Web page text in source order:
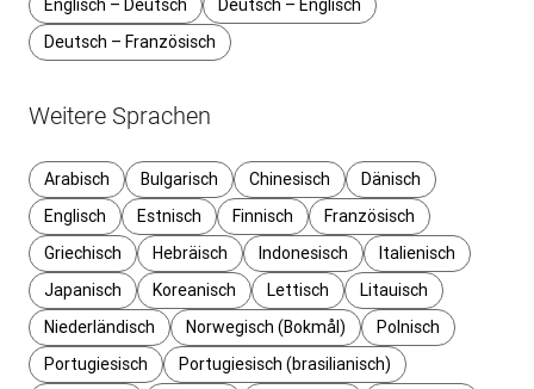
Englisch – Deutsch
Deutsch – Englisch
Deutsch – Französisch
Weitere Sprachen
Arabisch Bulgarisch Chinesisch
Dänisch
Englisch
Estnisch Finnisch
Französisch
Griechisch
Hebräisch Indonesisch
Italienisch
Japanisch
Koreanisch Lettisch
Litauisch
Niederländisch
Norwegisch (Bokmål)
Polnisch
Portugiesisch
Portugiesisch (brasilianisch)